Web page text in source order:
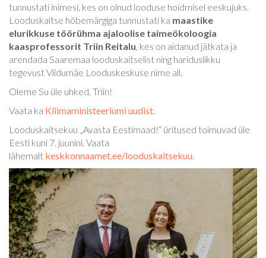
tunnustati inimesi, kes on olnud looduse hoidmisel eeskujuks.
Looduskaitse hõbemärgiga tunnustati ka maastike
elurikkuse töörühma ajaloolise taimeökoloogia
kaasprofessorit Triin Reitalu, kes on aidanud jätkata ja
arendada Saaremaa looduskaitselist ning hariduslikku
tegevust Viidumäe Looduskeskuse nime all.
Oleme Su üle uhked, Triin!
Vaata ka Kliimaministeeriumi uudist.
Looduskaitsekuu „Avasta Eestimaad!“ üritused toimuvad üle
Eesti kuni 7. juunini. Vaata
lähemalt keskkonnaamet.ee/looduskaitsekuu.